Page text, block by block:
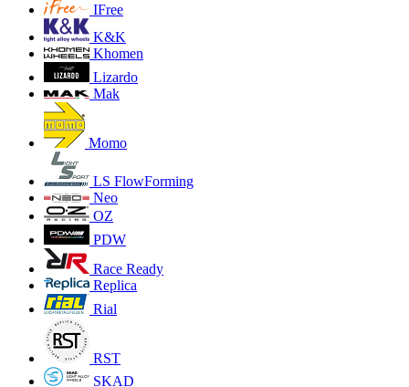
IFree
K&K
Khomen
Lizardo
Mak
Momo
LS FlowForming
Neo
OZ
PDW
Race Ready
Replica
Rial
RST
SKAD